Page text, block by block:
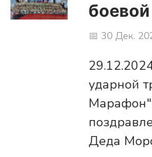
📅 30 Дек.
ударной
Деда